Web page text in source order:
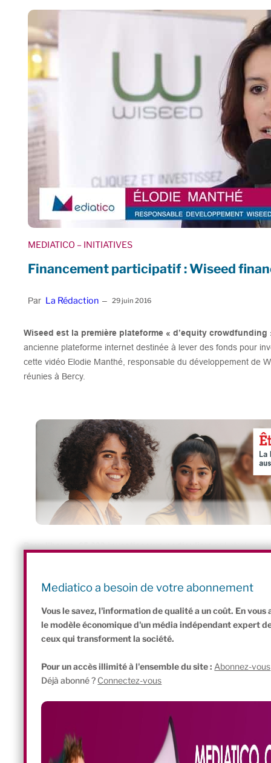
MEDIATICO – INITIATIVES
Financement participatif : Wiseed
Par La Rédaction – 29 juin 2016
Wiseed est la première plateforme « d’equity crowdfunding
ancienne plateforme internet destinée à lever des fonds pour
cette vidéo Elodie Manthé, responsable du développement de
réunies à Bercy.
Pour l’heure, 65.000 investisseurs particuliersont ainsi pu
Mediatico a besoin de votre abonnement
Vous le savez, l'information de qualité a un coût. En
le modèle économique d'un média indépendant expert
ceux qui transforment la société.
Pour un accès illimité à l'ensemble du site : Abonnez-vous
Déjà abonné ? Connectez-vous